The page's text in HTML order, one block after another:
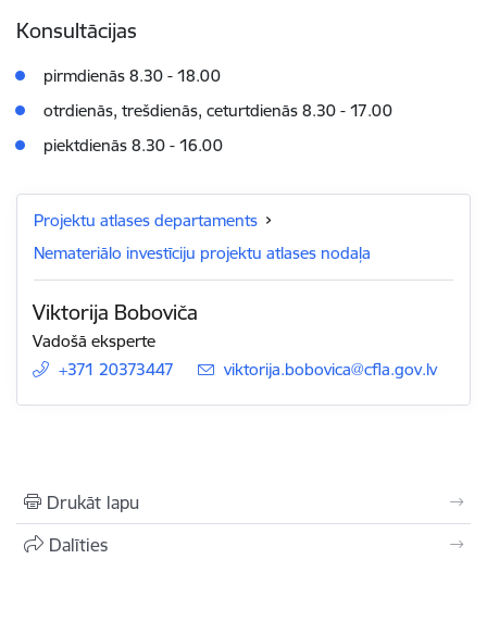
Konsultācijas
pirmdienās 8.30 - 18.00
otrdienās, trešdienās, ceturtdienās 8.30 - 17.00
piektdienās 8.30 - 16.00
Projektu atlases departaments
Nemateriālo investīciju projektu atlases nodaļa
Viktorija Boboviča
Vadošā eksperte
+371 20373447
E-pasts:
viktorija.bobovica@cfla.gov.lv
Drukāt lapu
Dalīties